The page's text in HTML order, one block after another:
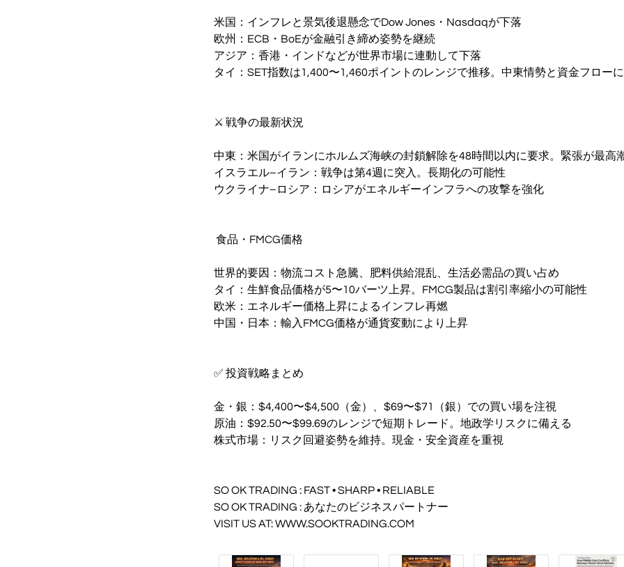
米国：インフレと景気後退懸念でDow Jones・Nasdaqが下落
欧州：ECB・BoEが金融引き締め姿勢を継続
アジア：香港・インドなどが世界市場に連動して下落
タイ：SET指数は1,400〜1,460ポイントのレンジで推移。中東情勢と資金フローに
⚔️ 戦争の最新状況
中東：米国がイランにホルムズ海峡の封鎖解除を48時間以内に要求。緊張が最高
イスラエル–イラン：戦争は第4週に突入。長期化の可能性
ウクライナ–ロシア：ロシアがエネルギーインフラへの攻撃を強化
️ 食品・FMCG価格
世界的要因：物流コスト急騰、肥料供給混乱、生活必需品の買い占め
タイ：生鮮食品価格が5〜10バーツ上昇。FMCG製品は割引率縮小の可能性
欧米：エネルギー価格上昇によるインフレ再燃
中国・日本：輸入FMCG価格が通貨変動により上昇
✅ 投資戦略まとめ
金・銀：$4,400〜$4,500（金）、$69〜$71（銀）での買い場を注視
原油：$92.50〜$99.69のレンジで短期トレード。地政学リスクに備える
株式市場：リスク回避姿勢を維持。現金・安全資産を重視
SO OK TRADING : FAST • SHARP • RELIABLE
SO OK TRADING : あなたのビジネスパートナー
VISIT US AT: WWW.SOOKTRADING.COM